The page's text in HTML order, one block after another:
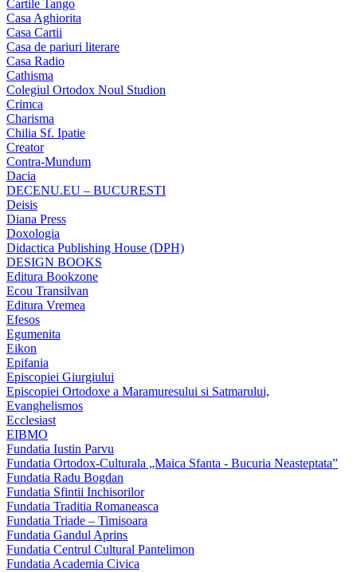
Cartile Tango
Casa Aghiorita
Casa Cartii
Casa de pariuri literare
Casa Radio
Cathisma
Colegiul Ortodox Noul Studion
Crimca
Charisma
Chilia Sf. Ipatie
Creator
Contra-Mundum
Dacia
DECENU.EU – BUCURESTI
Deisis
Diana Press
Doxologia
Didactica Publishing House (DPH)
DESIGN BOOKS
Editura Bookzone
Ecou Transilvan
Editura Vremea
Efesos
Egumenita
Eikon
Epifania
Episcopiei Giurgiului
Episcopiei Ortodoxe a Maramuresului si Satmarului,
Evanghelismos
Ecclesiast
EIBMO
Fundatia Iustin Parvu
Fundatia Ortodox-Culturala „Maica Sfanta - Bucuria Neasteptata”
Fundatia Radu Bogdan
Fundatia Sfintii Inchisorilor
Fundatia Traditia Romaneasca
Fundatia Triade – Timisoara
Fundatia Gandul Aprins
Fundatia Centrul Cultural Pantelimon
Fundatia Academia Civica